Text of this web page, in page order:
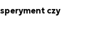
czy